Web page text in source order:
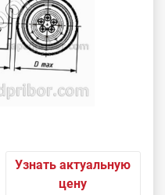
Узнать актуальную
цену